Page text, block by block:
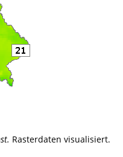
Rasterdaten visualisiert.